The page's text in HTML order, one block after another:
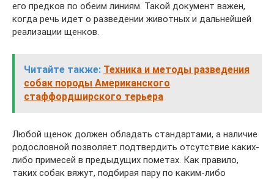
его предков по обеим линиям. Такой документ важен,
когда речь идет о разведении животных и дальнейшей
реализации щенков.
Читайте также: Техника и методы разведения
собак породы Американского
стаффордширского терьера
Любой щенок должен обладать стандартами, а наличие
родословной позволяет подтвердить отсутствие каких-
либо примесей в предыдущих пометах. Как правило,
таких собак вяжут, подбирая пару по каким-либо